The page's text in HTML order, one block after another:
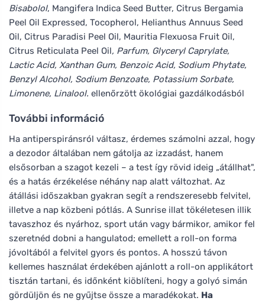
Bisabolol, Mangifera Indica Seed Butter, Citrus Bergamia
Peel Oil Expressed, Tocopherol, Helianthus Annuus Seed
Oil, Citrus Paradisi Peel Oil, Mauritia Flexuosa Fruit Oil,
Citrus Reticulata Peel Oil, Parfum, Glyceryl Caprylate,
Lactic Acid, Xanthan Gum, Benzoic Acid, Sodium Phytate,
Benzyl Alcohol, Sodium Benzoate, Potassium Sorbate,
Limonene, Linalool. ellenőrzött ökológiai gazdálkodásból
További információ
Ha antiperspiránsról váltasz, érdemes számolni azzal, hogy
a dezodor általában nem gátolja az izzadást, hanem
elsősorban a szagot kezeli – a test így rövid ideig „átállhat",
és a hatás érzékelése néhány nap alatt változhat. Az
átállási időszakban gyakran segít a rendszeresebb felvitel,
illetve a nap közbeni pótlás. A Sunrise illat tökéletesen illik
tavaszhoz és nyárhoz, sport után vagy bármikor, amikor fel
szeretnéd dobni a hangulatod; emellett a roll-on forma
jóvoltából a felvitel gyors és pontos. A hosszú távon
kellemes használat érdekében ajánlott a roll-on applikátort
tisztán tartani, és időnként kiöblíteni, hogy a golyó simán
gördüljön és ne gyűjtse össze a maradékokat. Ha